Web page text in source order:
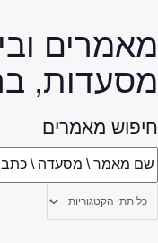
מאמרים
מסעדות,
חיפוש מאמרים